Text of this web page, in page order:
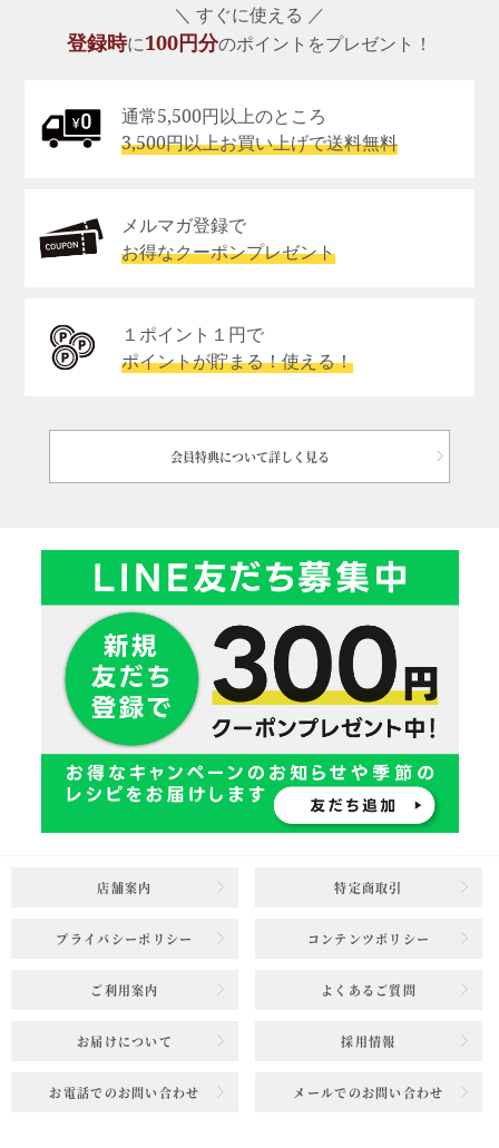
＼ すぐに使える ／
登録時に100円分のポイントをプレゼント！
通常5,500円以上のところ
3,500円以上お買い上げで送料無料
メルマガ登録で
お得なクーポンプレゼント
１ポイント１円で
ポイントが貯まる！使える！
会員特典について詳しく見る
店舗案内 特定商取引
プライバシーポリシー コンテンツポリシー
ご利用案内 よくあるご質問
お届けについて 採用情報
お電話でのお問い合わせ メールでのお問い合わせ